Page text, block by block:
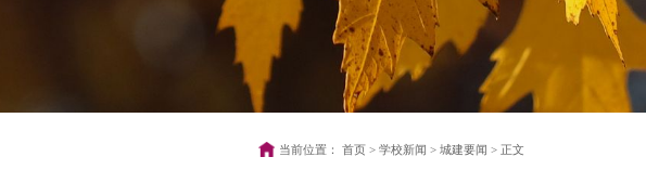
当前位置： 首页> 学校新闻 > 城建要闻 > 正文